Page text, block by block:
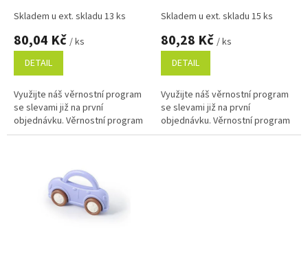
Skladem u ext. skladu 13 ks
80,04 Kč / ks
DETAIL
Využijte náš věrnostní program
se slevami již na první
objednávku. Věrnostní program
Skladem u ext. skladu 15 ks
80,28 Kč / ks
DETAIL
Využijte náš věrnostní program
se slevami již na první
objednávku. Věrnostní program